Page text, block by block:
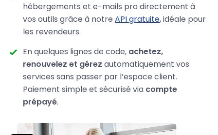
hébergements et e-mails pro directement à
vos outils grâce à notreAPI gratuite, idéale pour
les revendeurs.
En quelques lignes de code, achetez,
renouvelez et gérez automatiquement vos
services sans passer par l’espace client.
Paiement simple et sécurisé via compte
prépayé.